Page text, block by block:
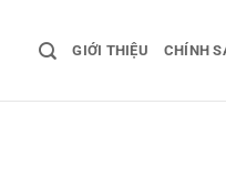
GIỚI THIỆU CHÍNH